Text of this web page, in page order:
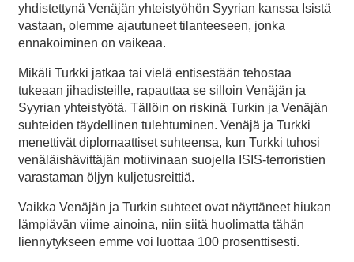
yhdistettynä Venäjän yhteistyöhön Syyrian kanssa Isistä
vastaan, olemme ajautuneet tilanteeseen, jonka
ennakoiminen on vaikeaa.
Mikäli Turkki jatkaa tai vielä entisestään tehostaa
tukeaan jihadisteille, rapauttaa se silloin Venäjän ja
Syyrian yhteistyötä. Tällöin on riskinä Turkin ja Venäjän
suhteiden täydellinen tulehtuminen. Venäjä ja Turkki
menettivät diplomaattiset suhteensa, kun Turkki tuhosi
venäläishävittäjän motiivinaan suojella ISIS-terroristien
varastaman öljyn kuljetusreittiä.
Vaikka Venäjän ja Turkin suhteet ovat näyttäneet hiukan
lämpiävän viime ainoina, niin siitä huolimatta tähän
liennytykseen emme voi luottaa 100 prosenttisesti.